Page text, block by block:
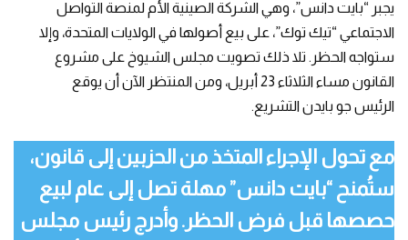
يجبر “بايت دانس”، وهي الشركة الصينية الأم لمنصة التواصل
الاجتماعي “تيك توك”، على بيع أصولها في الولايات المتحدة، وإلا
ستواجه الحظر. تلا ذلك تصويت مجلس الشيوخ على مشروع
القانون مساء الثلاثاء 23 أبريل، ومن المنتظر الآن أن يوقع
الرئيس جو بايدن التشريع.
مع تحول الإجراء المتخذ من الحزبين إلى قانون،
ستُمنح “بايت دانس” مهلة تصل إلى عام لبيع
حصصها قبل فرض الحظر. وأدرج رئيس مجلس